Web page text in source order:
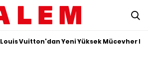
Louis Vuitton'dan Yeni Yüksek Mücevher